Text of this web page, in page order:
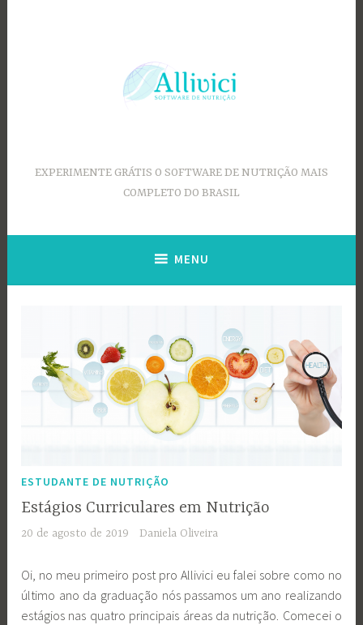
EXPERIMENTE GRÁTIS O SOFTWARE DE NUTRIÇÃO MAIS
COMPLETO DO BRASIL
MENU
ESTUDANTE DE NUTRIÇÃO
Estágios Curriculares em Nutrição
20 de agosto de 2019 Daniela Oliveira
Oi, no meu primeiro post pro Allivici eu falei sobre como no
último ano da graduação nós passamos um ano realizando
estágios nas quatro principais áreas da nutrição. Comecei o